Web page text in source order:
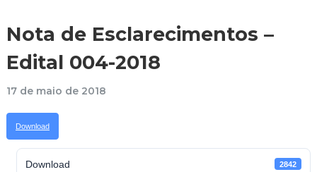
Nota de Esclarecimentos –
Edital 004-2018
17 de maio de 2018
Download
Download 2842